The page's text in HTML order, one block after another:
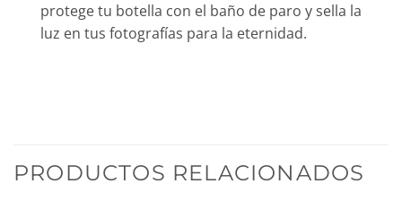
protege tu botella con el baño de paro y sella la
luz en tus fotografías para la eternidad.
PRODUCTOS RELACIONADOS